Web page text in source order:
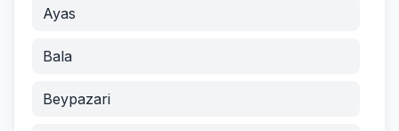
Ayas
Bala
Beypazari